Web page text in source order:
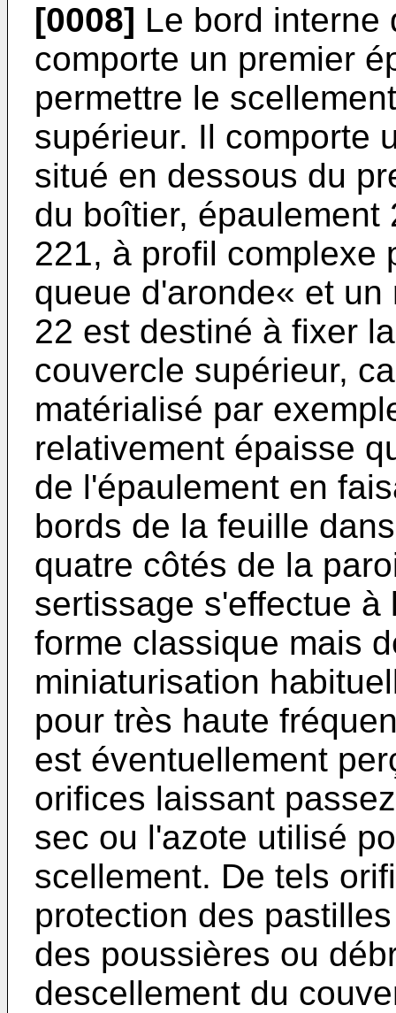
[0008] Le bord interne
comporte un premier
permettre le
supérieur. Il comporte
situé en dessous du
du boîtier, épaulement
221, à profil complexe
queue d'aronde« et
22 est destiné à fixer
couvercle supérieur,
matérialisé par
relativement épaisse
de l'épaulement en
bords de la feuille
quatre côtés de la
sertissage s'effectue
forme classique mais
miniaturisation
pour très haute
est éventuellement
orifices laissant
sec ou l'azote utilisé
scellement. De tels
protection des
des poussières ou
descellement du